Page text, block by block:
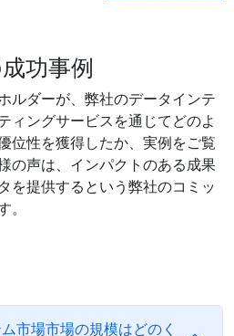
功事例
ルダーが、弊社のデータインテ
ィングサービスを通じてどのよ
位性を獲得したか、実例をご覧
の声は、インパクトのある成果
を提供するという弊社のコミッ
市場市場の規模はどのく